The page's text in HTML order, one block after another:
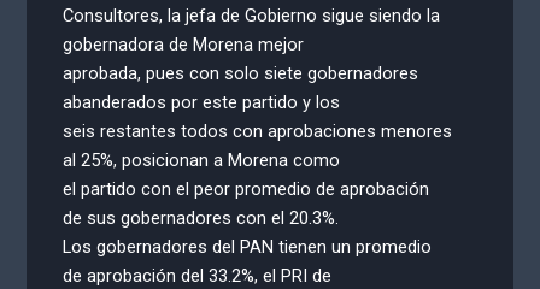
Consultores, la jefa de Gobierno sigue siendo la
gobernadora de Morena mejor
aprobada, pues con solo siete gobernadores
abanderados por este partido y los
seis restantes todos con aprobaciones menores
al 25%, posicionan a Morena como
el partido con el peor promedio de aprobación
de sus gobernadores con el 20.3%.
Los gobernadores del PAN tienen un promedio
de aprobación del 33.2%, el PRI de